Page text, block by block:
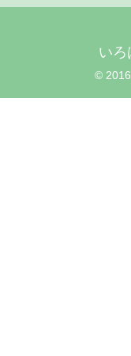
いろ
© 2016